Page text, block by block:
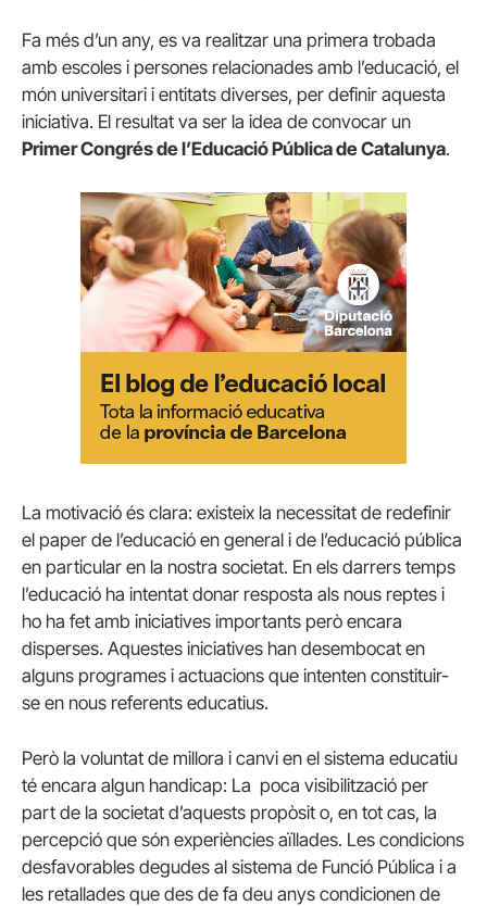
Fa més d’un any, es va realitzar una primera trobada
amb escoles i persones relacionades amb l’educació, el
món universitari i entitats diverses, per definir aquesta
iniciativa. El resultat va ser la idea de convocar un
Primer Congrés de l’Educació Pública de Catalunya.
La motivació és clara: existeix la necessitat de redefinir
el paper de l’educació en general i de l’educació pública
en particular en la nostra societat. En els darrers temps
l’educació ha intentat donar resposta als nous reptes i
ho ha fet amb iniciatives importants però encara
disperses. Aquestes iniciatives han desembocat en
alguns programes i actuacions que intenten constituir-
se en nous referents educatius.
Però la voluntat de millora i canvi en el sistema educatiu
té encara algun handicap: La poca visibilització per
part de la societat d’aquests propòsit o, en tot cas, la
percepció que són experiències aïllades. Les condicions
desfavorables degudes al sistema de Funció Pública i a
les retallades que des de fa deu anys condicionen de